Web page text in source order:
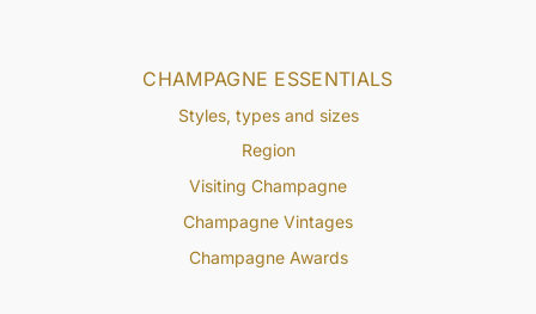
CHAMPAGNE ESSENTIALS
Styles, types and sizes
Region
Visiting Champagne
Champagne Vintages
Champagne Awards